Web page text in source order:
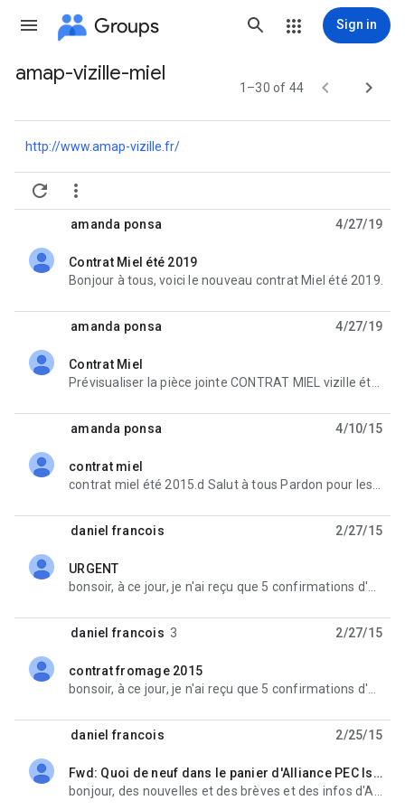
Groups Sign in
Group
amap-vizille-miel
1–30 of 44  
http://www.amap-vizille.fr/
 
amanda ponsa 4/27/19
Contrat Miel été 2019
Bonjour à tous, voici le nouveau contrat Miel été 2019.
unread,
amanda ponsa 4/27/19
Contrat Miel
unread,
amanda ponsa 4/10/15
contrat miel
unread,
daniel francois 2/27/15
URGENT
unread,
daniel francois 3 2/27/15
contrat fromage 2015
unread,
daniel francois 2/25/15
Fwd: Quoi de neuf dans le panier d'Alliance PEC Isère ce mois-ci ? Février 2015
unread,